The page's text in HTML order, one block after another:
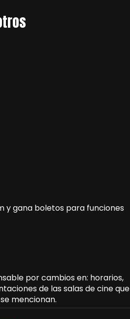
y gana boletos para funciones
por cambios en: horarios,
de las salas de cine que
mencionan.